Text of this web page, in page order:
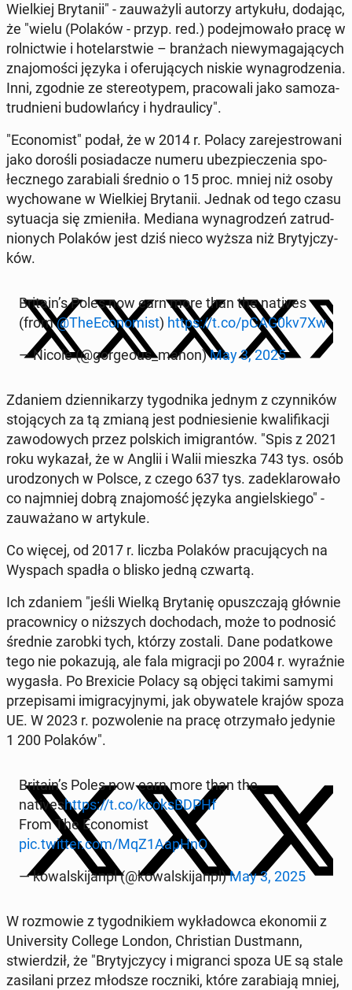
Wiel­kiej Bry­ta­nii" - za­uwa­ży­li autorzy ar­ty­ku­łu, dodając,
że "wielu (Polaków - przyp. red.) po­dej­mo­wa­ło pracę w
rol­nic­twie i ho­te­lar­stwie – bran­żach nie­wy­ma­ga­ją­cych
zna­jo­mo­ści języka i ofe­ru­ją­cych niskie wy­na­gro­dze­nia.
Inni, zgodnie ze ste­reo­ty­pem, pra­co­wa­li jako sa­mo­za­
trud­nie­ni bu­dow­lań­cy i hy­drau­li­cy".
"Eco­no­mist" podał, że w 2014 r. Polacy za­re­je­stro­wa­ni
jako dorośli po­sia­da­cze numeru ubez­pie­cze­nia spo­
łecz­ne­go za­ra­bia­li średnio o 15 proc. mniej niż osoby
wy­cho­wa­ne w Wiel­kiej Bry­ta­nii. Jednak od tego czasu
sy­tu­acja się zmie­ni­ła. Mediana wy­na­gro­dzeń za­trud­
nio­nych Polaków jest dziś nieco wyższa niż Bry­tyj­czy­
ków.
Britain’s Poles now earn more than the natives
(from@The­Eco­no­mist) https://t.co/pCAG0kv7Xw
— Nicole (@gor­ge­ous_manon)May 3, 2025
Zdaniem dzien­ni­ka­rzy ty­go­dni­ka jednym z czyn­ni­ków
sto­ją­cych za tą zmianą jest pod­nie­sie­nie kwa­li­fi­ka­cji
za­wo­do­wych przez pol­skich imi­gran­tów. "Spis z 2021
roku wykazał, że w Anglii i Walii mieszka 743 tys. osób
uro­dzo­nych w Polsce, z czego 637 tys. za­de­kla­ro­wa­ło
co naj­mniej dobrą zna­jo­mość języka an­giel­skie­go" -
za­uwa­ża­no w ar­ty­ku­le.
Co więcej, od 2017 r. liczba Polaków pra­cu­ją­cych na
Wyspach spadła o blisko jedną czwartą.
Ich zdaniem "jeśli Wielką Bry­ta­nię opusz­cza­ją głównie
pra­cow­ni­cy o niż­szych do­cho­dach, może to pod­no­sić
średnie zarobki tych, którzy zostali. Dane po­dat­ko­we
tego nie po­ka­zu­ją, ale fala mi­gra­cji po 2004 r. wy­raź­nie
wygasła. Po Bre­xi­cie Polacy są objęci takimi samymi
prze­pi­sa­mi imi­gra­cyj­ny­mi, jak oby­wa­te­le krajów spoza
UE. W 2023 r. po­zwo­le­nie na pracę otrzy­ma­ło jedynie
1 200 Polaków".
Britain’s Poles now earn more than the
nativeshttps://t.co/kcoksBD­PHf
From The Eco­no­mist
pic.twitter.com/MqZ1AapHnO
— ko­wal­ski­janpl (@ko­wal­ski­janpl)May 3, 2025
W roz­mo­wie z ty­go­dni­kiem wy­kła­dow­ca eko­no­mii z
Uni­ver­si­ty College London, Chri­stian Du­st­mann,
stwier­dził, że "Bry­tyj­czy­cy i mi­gran­ci spoza UE są stale
za­si­la­ni przez młodsze rocz­ni­ki, które za­ra­bia­ją mniej,